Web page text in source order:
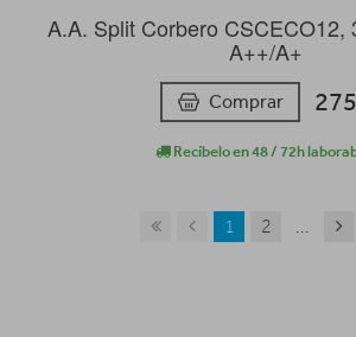
A.A. Split Corbero CSCECO12,
A++/A+
Comprar
Recíbelo en 48 / 72h
1 2 ...